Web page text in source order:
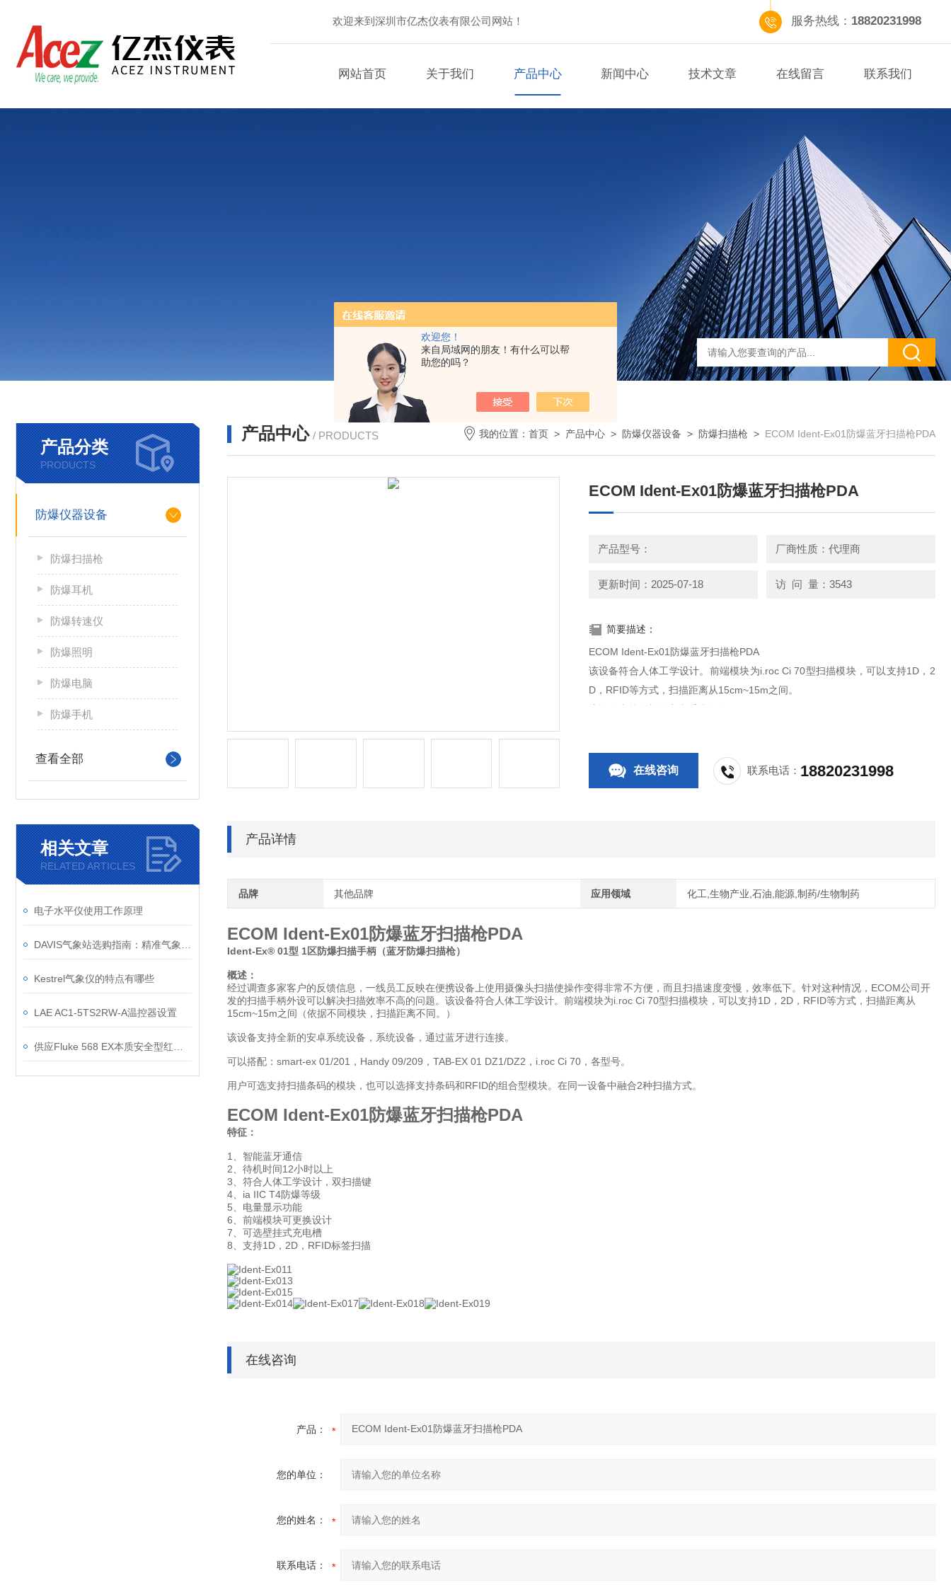
欢迎您！
来自局域网的朋友！有什么可以帮
助您的吗？
欢迎来到深圳市亿杰仪表有限公司网站！ 服务热线： 18820231998
网站首页 关于我们 产品中心 新闻中心 技术文章 在线留言 联系我们
产品中心 / PRODUCTS 我的位置： 首页 > 产品中心 > 防爆仪器设备 > 防爆扫描枪 > ECOM Ident-Ex01防爆蓝牙扫描枪PDA
ECOM Ident-Ex01防爆蓝牙扫描枪PDA
产品型号： 厂商性质：代理商
更新时间：2025-07-18 访 问 量：3543
简要描述：
ECOM Ident-Ex01防爆蓝牙扫描枪PDA
该设备符合人体工学设计。前端模块为i.roc Ci 70型扫描模块，可以支持1D，2
D，RFID等方式，扫描距离从15cm~15m之间。
该设备支持全新的安卓系统设备。
在线咨询 联系电话： 18820231998
产品详情
品牌 其他品牌 应用领域 化工,生物产业,石油,能源,制药/生物制药
ECOM Ident-Ex01防爆蓝牙扫描枪PDA
Ident-Ex® 01型 1区防爆扫描手柄（蓝牙防爆扫描枪）
概述：
经过调查多家客户的反馈信息，一线员工反映在便携设备上使用摄像头扫描使操作变得非常不方便，而且扫描速度变慢，效率低下。针对这种情况，ECOM公司开
发的扫描手柄外设可以解决扫描效率不高的问题。该设备符合人体工学设计。前端模块为i.roc Ci 70型扫描模块，可以支持1D，2D，RFID等方式，扫描距离从
15cm~15m之间（依据不同模块，扫描距离不同。）
该设备支持全新的安卓系统设备，系统设备，通过蓝牙进行连接。
可以搭配：smart-ex 01/201，Handy 09/209，TAB-EX 01 DZ1/DZ2，i.roc Ci 70，各型号。
用户可选支持扫描条码的模块，也可以选择支持条码和RFID的组合型模块。在同一设备中融合2种扫描方式。
ECOM Ident-Ex01防爆蓝牙扫描枪PDA
特征：
1、智能蓝牙通信
2、待机时间12小时以上
3、符合人体工学设计，双扫描键
4、ia IIC T4防爆等级
5、电量显示功能
6、前端模块可更换设计
7、可选壁挂式充电槽
8、支持1D，2D，RFID标签扫描
在线咨询
产品：
您的单位：
您的姓名：
联系电话：
产品分类
PRODUCTS
防爆仪器设备
防爆扫描枪
防爆耳机
防爆转速仪
防爆照明
防爆电脑
防爆手机
查看全部
相关文章
RELATED ARTICLES
电子水平仪使用工作原理
Kestrel气象仪的特点有哪些
LAE AC1-5TS2RW-A温控器设置